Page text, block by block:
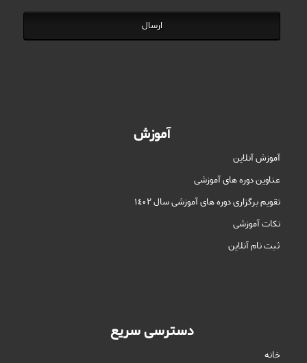
ارسال
آموزش
آموزش آنلاین
عناوین دوره های آموزشی
تقویم برگزاری دوره های آموزشی سال ١٤٠٢
نکات آموزشی
ثبت نام آنلاین
دسترسی سریع
خانه